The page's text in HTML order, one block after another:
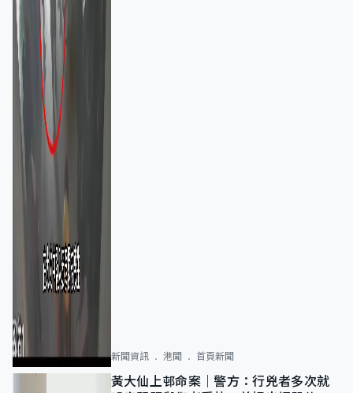
新聞資訊 港聞 首頁新聞
黃大仙上邨命案｜警方：行兇者多次就